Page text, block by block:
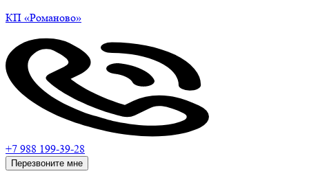
КП «Романово»
+7 988 199-39-28
Перезвоните мне